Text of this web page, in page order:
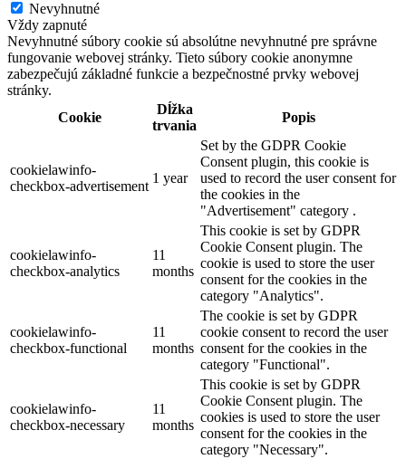
Nevyhnutné
Vždy zapnuté
Nevyhnutné súbory cookie sú absolútne nevyhnutné pre správne
fungovanie webovej stránky. Tieto súbory cookie anonymne
zabezpečujú základné funkcie a bezpečnostné prvky webovej
stránky.
Cookie
Dĺžka
trvania
Popis
cookielawinfo-
checkbox-advertisement
1 year
Set by the GDPR Cookie
Consent plugin, this cookie is
used to record the user consent for
the cookies in the
"Advertisement" category .
cookielawinfo-
checkbox-analytics
11
months
This cookie is set by GDPR
Cookie Consent plugin. The
cookie is used to store the user
consent for the cookies in the
category "Analytics".
cookielawinfo-
checkbox-functional
11
months
The cookie is set by GDPR
cookie consent to record the user
consent for the cookies in the
category "Functional".
cookielawinfo-
checkbox-necessary
11
months
This cookie is set by GDPR
Cookie Consent plugin. The
cookies is used to store the user
consent for the cookies in the
category "Necessary".